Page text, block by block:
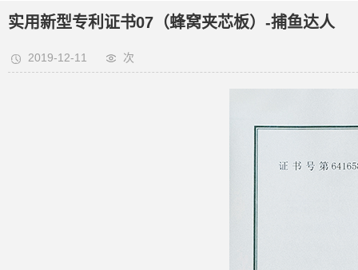
实用新型专利证书07（蜂窝夹芯板）-捕鱼达人
2019-12-11 次